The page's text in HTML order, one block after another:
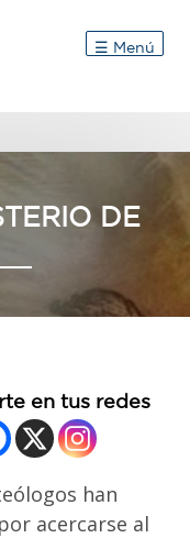
☰ Menú
DE
en tus redes
han
acercarse al